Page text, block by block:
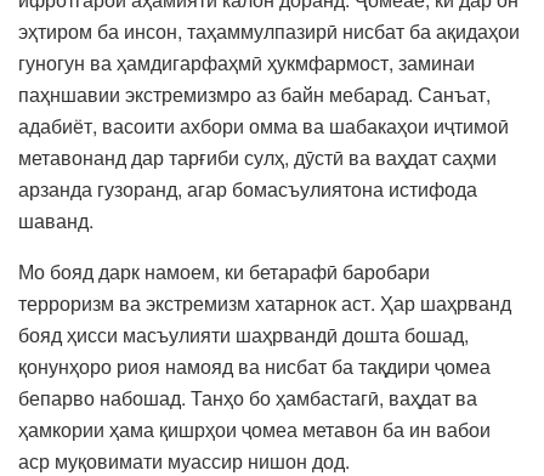
эҳтиром ба инсон, таҳаммулпазирӣ нисбат ба ақидаҳои
гуногун ва ҳамдигарфаҳмӣ ҳукмфармост, заминаи
паҳншавии экстремизмро аз байн мебарад. Санъат,
адабиёт, васоити ахбори омма ва шабакаҳои иҷтимоӣ
метавонанд дар тарғиби сулҳ, дӯстӣ ва ваҳдат саҳми
арзанда гузоранд, агар бомасъулиятона истифода
шаванд.
Мо бояд дарк намоем, ки бетарафӣ баробари
терроризм ва экстремизм хатарнок аст. Ҳар шаҳрванд
бояд ҳисси масъулияти шаҳрвандӣ дошта бошад,
қонунҳоро риоя намояд ва нисбат ба тақдири ҷомеа
бепарво набошад. Танҳо бо ҳамбастагӣ, ваҳдат ва
ҳамкории ҳама қишрҳои ҷомеа метавон ба ин вабои
аср муқовимати муассир нишон дод.